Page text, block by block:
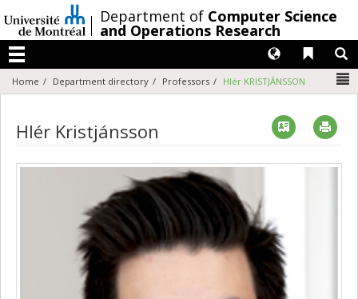
au
contenu
/Department of Computer Science
and Operations Research
Menu
Liens
Langues
Home Department directory Professors Hlér KRISTJÁNSSON
Hlér Kristjánsson Vcard